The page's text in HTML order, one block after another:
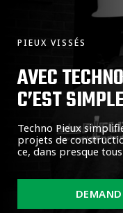
PIEUX VISSÉS
AVEC
C’EST
Techno Pieux
projets de
ce, dans presque